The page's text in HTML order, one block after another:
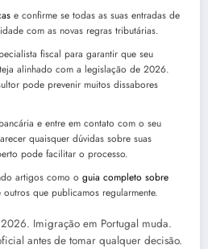
e confirme se todas as suas entradas de
com as novas regras tributárias.
fiscal para garantir que seu
alinhado com a legislação de 2026.
pode prevenir muitos dissabores
e entre em contato com o seu
quaisquer dúvidas sobre suas
pode facilitar o processo.
artigos como o guia completo sobre
outros que publicamos regularmente.
Imigração em Portugal muda.
antes de tomar qualquer decisão.